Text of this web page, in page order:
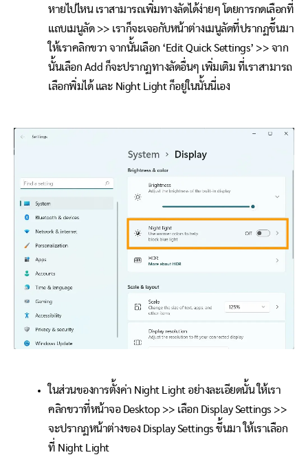
หายไปไหน เราสามารถเพิ่มทางลัดได้ง่ายๆ โดยการกดเลือกที่
แถบเมนูลัด >> เราก็จะเจอกับหน้าต่างเมนูลัดที่ปรากฏขึ้นมา
ให้เราคลิกขวา จากนั้นเลือก ‘Edit Quick Settings’ >> จาก
นั้นเลือก Add ก็จะปรากฏทางลัดอื่นๆ เพิ่มเติม ที่เราสามารถ
เลือกพิ่มได้ และ Night Light ก็อยู่ในนั้นนี่เอง
ในส่วนของการตั้งค่า Night Light อย่างละเอียดนั้น ให้เรา
คลิกขวาที่หน้าจอ Desktop >> เลือก Display Settings >>
จะปรากฏหน้าต่างของ Display Settings ขึ้นมา ให้เราเลือก
ที่ Night Light